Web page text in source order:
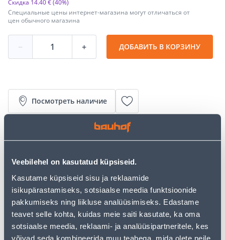
Veebilehel on kasutatud küpsiseid.
Kasutame küpsiseid sisu ja reklaamide
isikupärastamiseks, sotsiaalse meedia funktsioonide
pakkumiseks ning liikluse analüüsimiseks. Edastame
teavet selle kohta, kuidas meie saiti kasutate, ka oma
sotsiaalse meedia, reklaami- ja analüüsipartneritele, kes
võivad seda kombineerida muu teabega, mida olete neile
Специальные цены интернет-магазина могут отличаться от
цен обычного магазина
Скидка 14.40 €(40%)
− + ДОБАВИТЬ В КОРЗИНУ
Посмотреть наличие
• Polüstüroolklaas on valmistatud kvaliteetsest
termoplastikust, mis on väga vastupidav ja sitke.
kilde.
• Purunemistugevus on umbes 10 korda suurem kui
normaalsel sama paksusega klaasil.
• Silmapaistvad väga mitmekülgsete tooteomaduste
poolest ja sobivad kasutamiseks kõikides
siseruumides.